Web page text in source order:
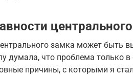
замка может быть
думала, что проблема только в
причины, с которыми я